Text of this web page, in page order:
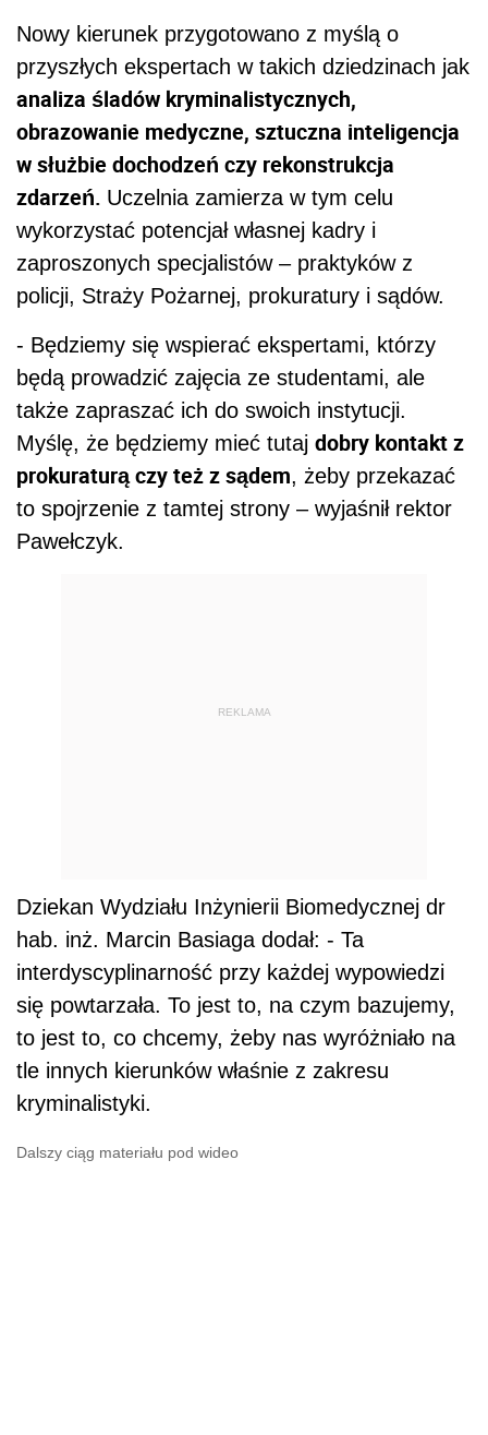
Nowy kierunek przygotowano z myślą o
przyszłych ekspertach w takich dziedzinach jak
analiza śladów kryminalistycznych,
obrazowanie medyczne, sztuczna inteligencja
w służbie dochodzeń czy rekonstrukcja
zdarzeń. Uczelnia zamierza w tym celu
wykorzystać potencjał własnej kadry i
zaproszonych specjalistów – praktyków z
policji, Straży Pożarnej, prokuratury i sądów.
- Będziemy się wspierać ekspertami, którzy
będą prowadzić zajęcia ze studentami, ale
także zapraszać ich do swoich instytucji.
Myślę, że będziemy mieć tutaj dobry kontakt z
prokuraturą czy też z sądem, żeby przekazać
to spojrzenie z tamtej strony – wyjaśnił rektor
Pawełczyk.
REKLAMA
Dziekan Wydziału Inżynierii Biomedycznej dr
hab. inż. Marcin Basiaga dodał: - Ta
interdyscyplinarność przy każdej wypowiedzi
się powtarzała. To jest to, na czym bazujemy,
to jest to, co chcemy, żeby nas wyróżniało na
tle innych kierunków właśnie z zakresu
kryminalistyki.
Dalszy ciąg materiału pod wideo